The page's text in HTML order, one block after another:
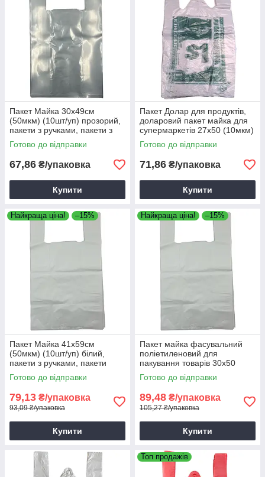
Пакет Майка 30х49см
(50мкм) (10шт/уп) прозорий,
пакети з ручками, пакети з
малюнком, пакети майки
Готово до відправки
67,86 ₴/упаковка
Купити
Пакет Долар для продуктів,
доларовий пакет майка для
супермаркетів 27х50 (10мкм)
(100шт/уп)
Готово до відправки
71,86 ₴/упаковка
Купити
Найкраща ціна! –15%
Пакет Майка 41х59см
(50мкм) (10шт/уп) білий,
пакети з ручками, пакети
майки
Готово до відправки
79,13 ₴/упаковка
93,09 ₴/упаковка
Купити
Найкраща ціна! –15%
Пакет майка фасувальний
поліетиленовий для
пакування товарів 30х50
(50мкм) (10шт/уп) білий
Готово до відправки
89,48 ₴/упаковка
105,27 ₴/упаковка
Купити
Топ продажів